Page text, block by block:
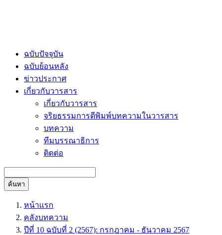
ฉบับปัจจุบัน
ฉบับย้อนหลัง
ข่าวประกาศ
เกี่ยวกับวารสาร
เกี่ยวกับวารสาร
จริยธรรมการตีพิมพ์บทความในวารสาร
บทความ
ทีมบรรณาธิการ
ติดต่อ
ค้นหา
หน้าแรก
คลังบทความ
ปีที่ 10 ฉบับที่ 2 (2567): กรกฎาคม - ธันวาคม 2567